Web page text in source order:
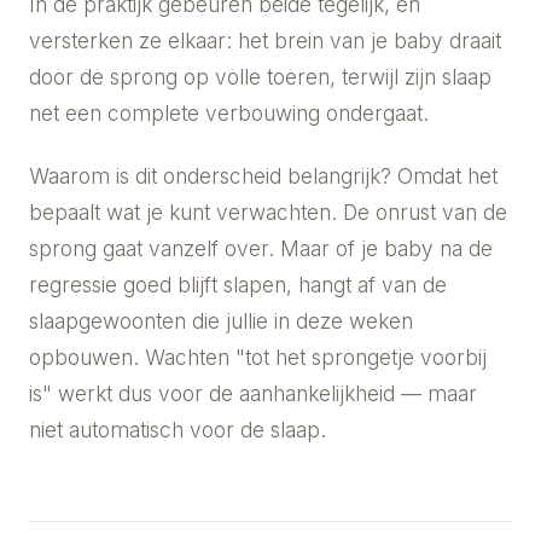
versterken ze elkaar: het brein van je baby draait
door de sprong op volle toeren, terwijl zijn slaap
net een complete verbouwing ondergaat.
Waarom is dit onderscheid belangrijk? Omdat het
bepaalt wat je kunt verwachten. De onrust van de
sprong gaat vanzelf over. Maar of je baby na de
regressie goed blijft slapen, hangt af van de
slaapgewoonten die jullie in deze weken
opbouwen. Wachten "tot het sprongetje voorbij
is" werkt dus voor de aanhankelijkheid — maar
niet automatisch voor de slaap.